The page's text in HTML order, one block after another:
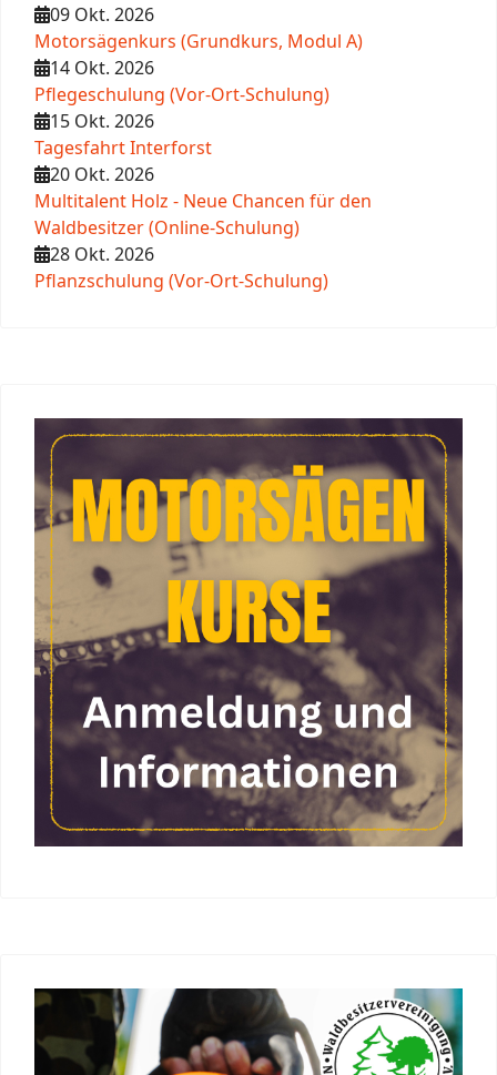
09 Okt. 2026
Motorsägenkurs (Grundkurs, Modul A)
14 Okt. 2026
Pflegeschulung (Vor-Ort-Schulung)
15 Okt. 2026
Tagesfahrt Interforst
20 Okt. 2026
Multitalent Holz - Neue Chancen für den
Waldbesitzer (Online-Schulung)
28 Okt. 2026
Pflanzschulung (Vor-Ort-Schulung)